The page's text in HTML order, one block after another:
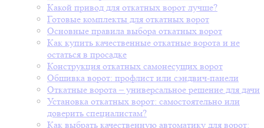
Какой привод для откатных ворот лучше?
Готовые комплекты для откатных ворот
Основные правила выбора откатных ворот
Как купить качественные откатные ворота и не
остаться в просадке
Конструкция откатных самонесущих ворот
Обшивка ворот: профлист или сэндвич-панели
Откатные ворота – универсальное решение для дачи
Установка откатных ворот: самостоятельно или
доверить специалистам?
Как выбрать качественную автоматику для ворот: